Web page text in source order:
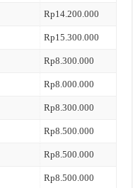
Rp14.200.000
Rp15.300.000
Rp8.300.000
Rp8.000.000
Rp8.300.000
Rp8.500.000
Rp8.500.000
Rp8.500.000